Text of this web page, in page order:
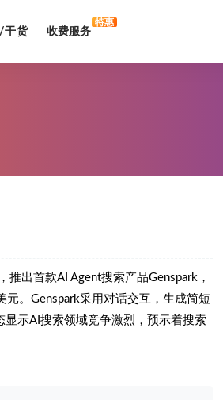
干货 收费服务
特惠
出首款AI Agent搜索产品Genspark，
。Genspark采用对话交互，生成简短
示AI搜索领域竞争激烈，预示着搜索